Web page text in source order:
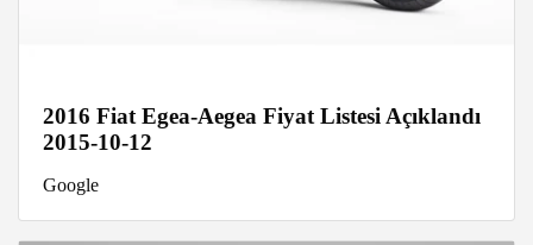
2016 Fiat Egea-Aegea Fiyat Listesi Açıklandı
2015-10-12
Google